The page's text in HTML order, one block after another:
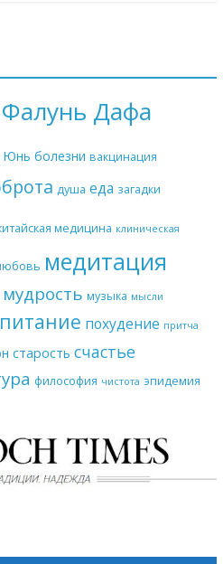
Фалунь Дафа
Юнь болезни вакцинация
душа еда загадки
медицина клиническая
медитация
мудрость музыка мысли
питание похудение притча
старость счастье
философия чистота эпидемия